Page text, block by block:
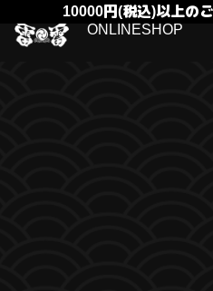
10000円(税込)以上の
ONLINESHOP